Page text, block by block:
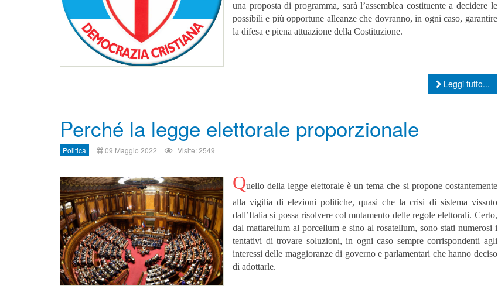
una proposta di programma, sarà l’assemblea costituente a decidere le
possibili e più opportune alleanze che dovranno, in ogni caso, garantire
la difesa e piena attuazione della Costituzione.
Leggi tutto...
Perché la legge elettorale proporzionale
Politica 09 Maggio 2022 Visite: 2549
Quello della legge elettorale è un tema che si propone costantemente
alla vigilia di elezioni politiche, quasi che la crisi di sistema vissuto
dall’Italia si possa risolvere col mutamento delle regole elettorali. Certo,
dal mattarellum al porcellum e sino al rosatellum, sono stati numerosi i
tentativi di trovare soluzioni, in ogni caso sempre corrispondenti agli
interessi delle maggioranze di governo e parlamentari che hanno deciso
di adottarle.